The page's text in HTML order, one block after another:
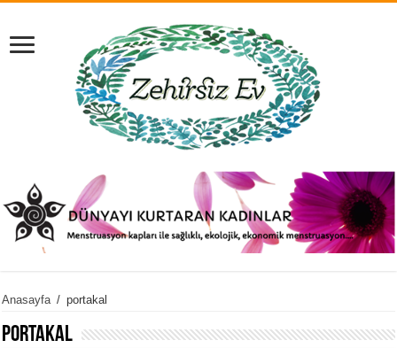
Anasayfa / portakal
portakal